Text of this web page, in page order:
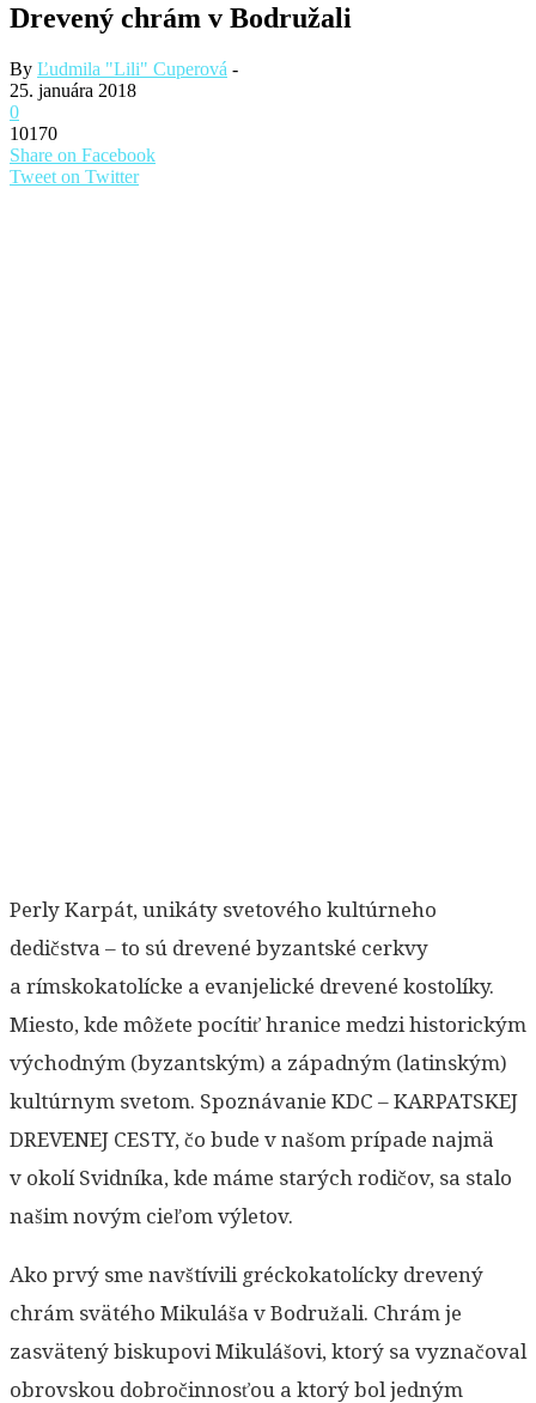
Drevený chrám v Bodružali
By Ľudmila "Lili" Cuperová -
25. januára 2018
0
10170
Share on Facebook
Tweet on Twitter
Perly Karpát, unikáty svetového kultúrneho
dedičstva – to sú drevené byzantské cerkvy
a rímskokatolícke a evanjelické drevené kostolíky.
Miesto, kde môžete pocítiť hranice medzi historickým
východným (byzantským) a západným (latinským)
kultúrnym svetom. Spoznávanie KDC – KARPATSKEJ
DREVENEJ CESTY, čo bude v našom prípade najmä
v okolí Svidníka, kde máme starých rodičov, sa stalo
našim novým cieľom výletov.
Ako prvý sme navštívili gréckokatolícky drevený
chrám svätého Mikuláša v Bodružali. Chrám je
zasvätený biskupovi Mikulášovi, ktorý sa vyznačoval
obrovskou dobročinnosťou a ktorý bol jedným